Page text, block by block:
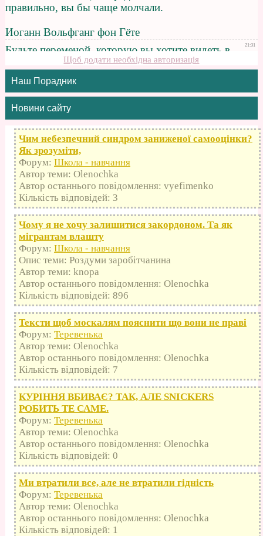
Щоб додати необхідна авторизація
Наш Порадник
Новини сайту
Чим небезпечний синдром заниженої самооцінки?
Як зрозуміти,
Форум: Школа - навчання
Автор теми: Olenochka
Автор останнього повідомлення: vyefimenko
Кількість відповідей: 3
Чому я не хочу залишитися закордоном. Та як
мігрантам влашту
Форум: Школа - навчання
Опис теми: Роздуми заробітчанина
Автор теми: knopa
Автор останнього повідомлення: Olenochka
Кількість відповідей: 896
Тексти щоб москалям пояснити що вони не праві
Форум: Теревенька
Автор теми: Olenochka
Автор останнього повідомлення: Olenochka
Кількість відповідей: 7
КУРІННЯ ВБИВАЄ? ТАК, АЛЕ SNICKERS
РОБИТЬ ТЕ САМЕ.
Форум: Теревенька
Автор теми: Olenochka
Автор останнього повідомлення: Olenochka
Кількість відповідей: 0
Ми втратили все, але не втратили гідність
Форум: Теревенька
Автор теми: Olenochka
Автор останнього повідомлення: Olenochka
Кількість відповідей: 1